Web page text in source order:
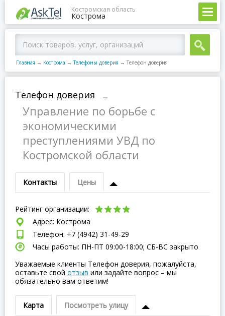
Костромская область
Кострома
Главная → Кострома → Телефоны доверия → Телефон доверия
Телефон доверия
–
Управление по борьбе с
экономическими
преступлениями УВД по
Костромской области
Контакты Цены
Рейтинг организации:
Адрес: Кострома
Телефон: +7 (4942) 31-49-29
Часы работы: ПН-ПТ 09:00-18:00; СБ-ВC закрыто
Уважаемые клиенты Телефон доверия, пожалуйста,
оставьте свой отзыв или задайте вопрос – мы
обязательно вам ответим!
Карта Посмотреть улицу